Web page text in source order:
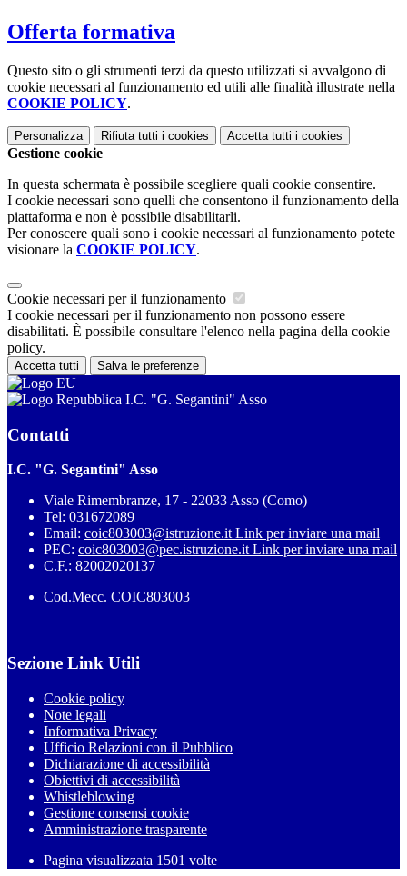
Offerta formativa
Questo sito o gli strumenti terzi da questo utilizzati si avvalgono di
cookie necessari al funzionamento ed utili alle finalità illustrate nella
COOKIE POLICY.
Personalizza Rifiuta tutti i cookies Accetta tutti i cookies
Gestione cookie
In questa schermata è possibile scegliere quali cookie consentire.
I cookie necessari sono quelli che consentono il funzionamento della
piattaforma e non è possibile disabilitarli.
Per conoscere quali sono i cookie necessari al funzionamento potete
visionare la COOKIE POLICY.
Cookie necessari per il funzionamento
I cookie necessari per il funzionamento non possono essere
disabilitati. È possibile consultare l'elenco nella pagina della cookie
policy.
Accetta tutti Salva le preferenze
I.C. "G. Segantini" Asso
Contatti
I.C. "G. Segantini" Asso
Viale Rimembranze, 17 - 22033 Asso (Como)
Tel: 031672089
Email: coic803003@istruzione.it Link per inviare una mail
PEC: coic803003@pec.istruzione.it Link per inviare una mail
C.F.: 82002020137
Cod.Mecc. COIC803003
Sezione Link Utili
Cookie policy
Note legali
Informativa Privacy
Ufficio Relazioni con il Pubblico
Dichiarazione di accessibilità
Obiettivi di accessibilità
Whistleblowing
Gestione consensi cookie
Amministrazione trasparente
Pagina visualizzata 1501 volte